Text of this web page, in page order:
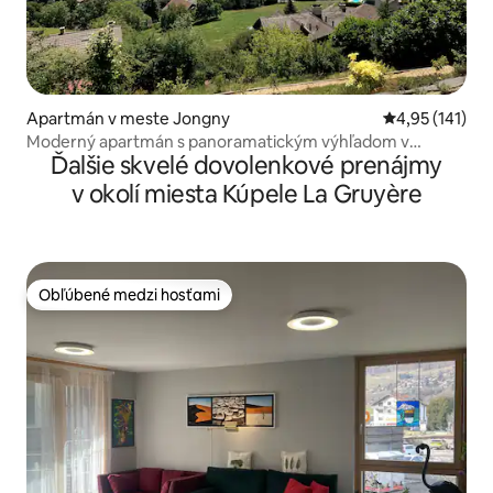
Apartmán v meste Jongny Priemerné
4,95 (141)
Moderný apartmán s panoramatickým výhľadom v
blízkosti Montreux
Ďalšie skvelé dovolenkové prenájmy
v okolí miesta Kúpele La Gruyère
Obľúbené medzi hosťami
Obľúbené medzi hosťami